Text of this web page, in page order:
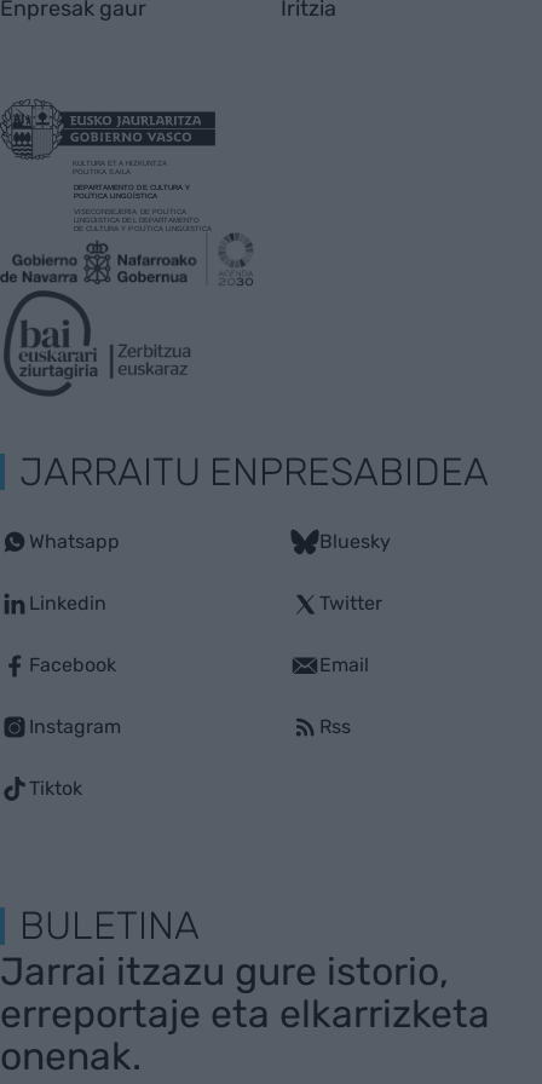
Enpresak gaur Iritzia
JARRAITU ENPRESABIDEA
Whatsapp
Linkedin
Facebook
Instagram
Tiktok
Bluesky
Twitter
Email
Rss
BULETINA
Jarrai itzazu gure istorio,
erreportaje eta elkarrizketa
onenak.